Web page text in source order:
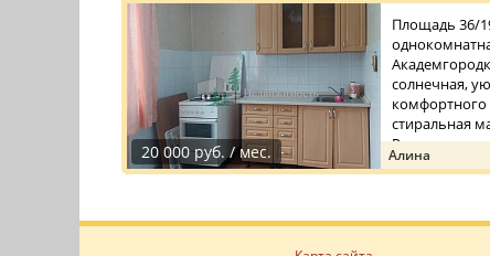
20 000 руб. / мес.
Площадь 36/
солнечная,
комфортного
стиральная
Рядом с до ...
Алина